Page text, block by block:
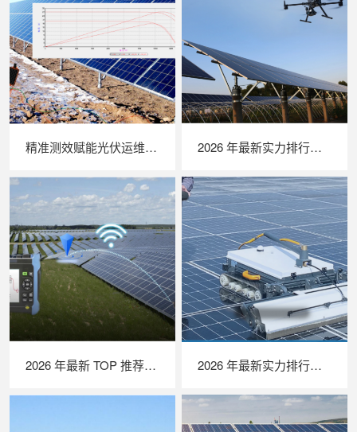
精准测效赋能光伏运维，苏州 LAILX LX‑PV32 便携式 IV 测试仪打造现场检测新标杆 2026 年最新实力排行｜无人机 EL 检测系统 TOP 推荐，LAILX LXH210 深度解析
2026 年最新 TOP 推荐｜绝缘接地综合测试仪实力排行，LAILX LXH601 深度测评 2026 年最新实力排行｜光伏清洗机器人 TOP 推荐，LAILX LX‑H403 深度解析